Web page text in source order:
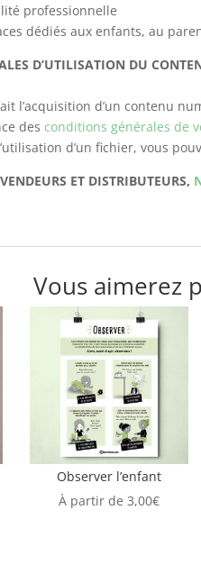
professionnelle
dédiés aux enfants, au
D’UTILISATION DU
l’acquisition d’un contenu
des conditions générales de
d’un fichier, vous
ET DISTRIBUTEURS,
Vous aimerez
Observer l’enfant
À partir de3,00€